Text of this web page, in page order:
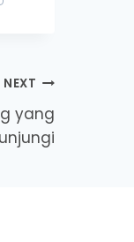
NEXT
yang